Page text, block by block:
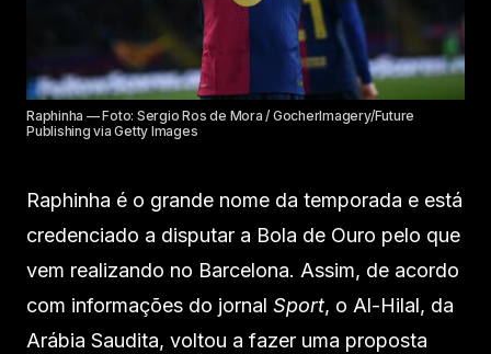
Raphinha — Foto: Sergio Ros de Mora / GocherImagery/Future
Publishing via Getty Images
Raphinha é o grande nome da temporada e está
credenciado a disputar a Bola de Ouro pelo que
vem realizando no Barcelona. Assim, de acordo
com informações do jornal Sport, o Al-Hilal, da
Arábia Saudita, voltou a fazer uma proposta